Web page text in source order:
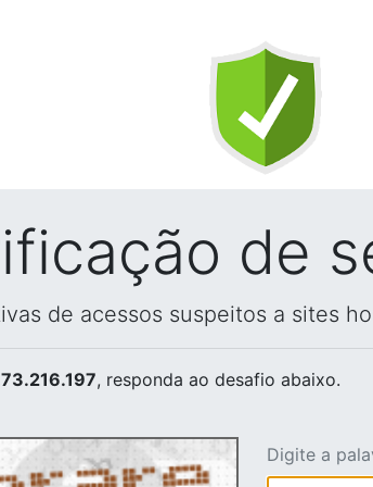
de
de acessos suspeitos a sites
, responda ao desafio abaixo.
Digite a